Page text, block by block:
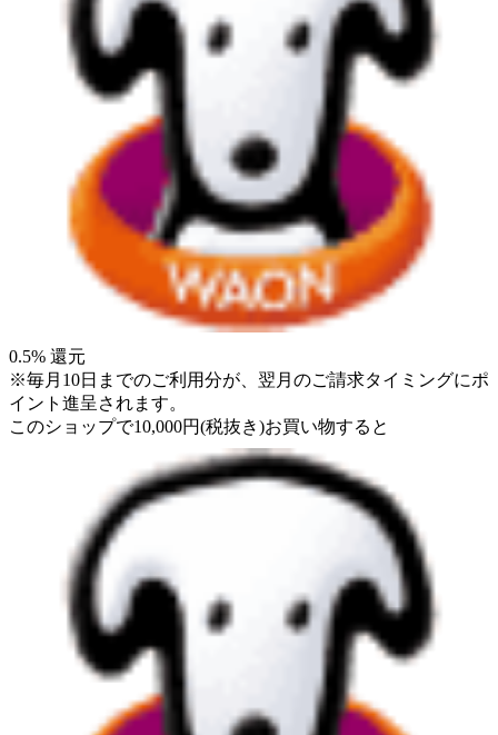
0.5% 還元
※毎月10日までのご利用分が、翌月のご請求タイミングにポ
イント進呈されます。
このショップで10,000円(税抜き)お買い物すると